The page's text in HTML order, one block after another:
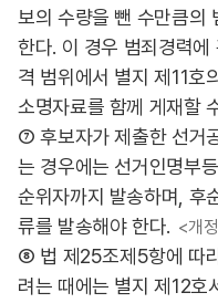
보의 수량을 뺀 수만큼의
한다. 이 경우 범죄경력에
격 범위에서 별지 제11호
소명자료를 함께 게재할
⑦ 후보자가 제출한 선거
는 경우에는 선거인명부
순위자까지 발송하며, 후
류를 발송해야 한다. <개
⑧ 법 제25조제5항에 따
려는 때에는 별지 제12호